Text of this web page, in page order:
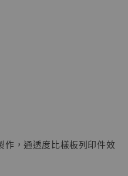
蒐藏雕像 悟空 鳥山
作，通透度比樣板列印件效